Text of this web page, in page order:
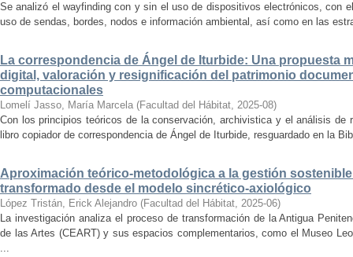
Se analizó el wayfinding con y sin el uso de dispositivos electrónicos, con
uso de sendas, bordes, nodos e información ambiental, así como en las
La correspondencia de Ángel de Iturbide: Una propuesta
digital, valoración y resignificación del patrimonio
computacionales
Lomelí Jasso, María Marcela (Facultad del Hábitat, 2025-08)
Con los principios teóricos de la conservación, archivistica y el análisis de
libro copiador de correspondencia de Ángel de Iturbide, resguardado en la
Aproximación teórico-metodológica a la gestión
transformado desde el modelo sincrético-axiológico
López Tristán, Erick Alejandro (Facultad del Hábitat, 2025-06)
La investigación analiza el proceso de transformación de la Antigua
de las Artes (CEART) y sus espacios complementarios, como el Museo
...